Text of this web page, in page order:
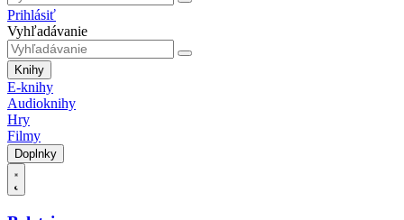
Prihlásiť
Vyhľadávanie
Knihy
E-knihy
Audioknihy
Hry
Filmy
Doplnky